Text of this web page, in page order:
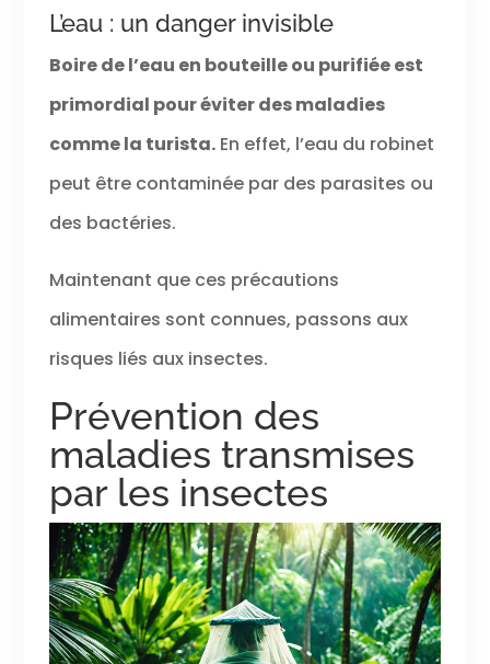
L’eau : un danger invisible
Boire de l’eau en bouteille ou purifiée est
primordial pour éviter des maladies
comme la turista.En effet, l’eau du robinet
peut être contaminée par des parasites ou
des bactéries.
Maintenant que ces précautions
alimentaires sont connues, passons aux
risques liés aux insectes.
Prévention des
maladies transmises
par les insectes